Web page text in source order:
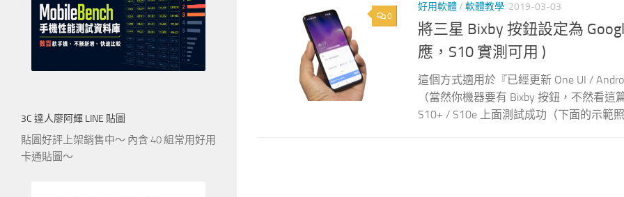
0
好用軟體/ 軟體教學 2019-03-03
將三星 Bixby 按鈕設定為
應，S10 實測可用 )
這個方式適用於『已經更新 One UI /
（當然你機器要有 Bixby 按鈕，不然看
S10+ / S10e 上面測試成功（下面的示範
3C 達人廖阿輝 LINE 貼圖
貼圖好評上架銷售中～ 內含 40 組常用好用
卡通貼圖～